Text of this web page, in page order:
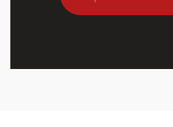
03:01, 10 Апреля 2026